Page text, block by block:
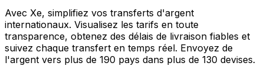
Avec Xe, simplifiez vos transferts d'argent
internationaux. Visualisez les tarifs en toute
transparence, obtenez des délais de livraison fiables et
suivez chaque transfert en temps réel. Envoyez de
l'argent vers plus de 190 pays dans plus de 130 devises.